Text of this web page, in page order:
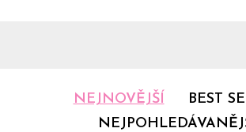
NEJNOVĚJŠÍ
BEST